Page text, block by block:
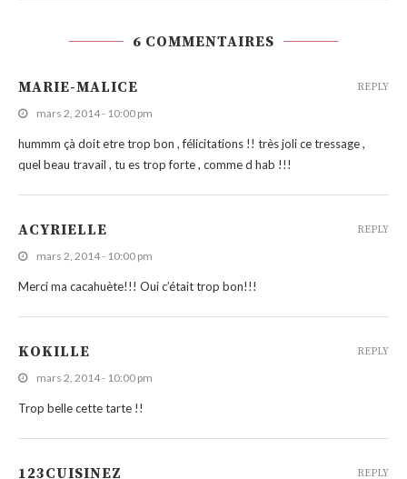
6 COMMENTAIRES
MARIE-MALICE
mars 2, 2014 - 10:00 pm
hummm çà doit etre trop bon , félicitations !! très joli ce tressage ,
quel beau travail , tu es trop forte , comme d hab !!!
REPLY
ACYRIELLE
mars 2, 2014 - 10:00 pm
Merci ma cacahuète!!! Oui c’était trop bon!!!
REPLY
KOKILLE
mars 2, 2014 - 10:00 pm
Trop belle cette tarte !!
REPLY
123CUISINEZ REPLY